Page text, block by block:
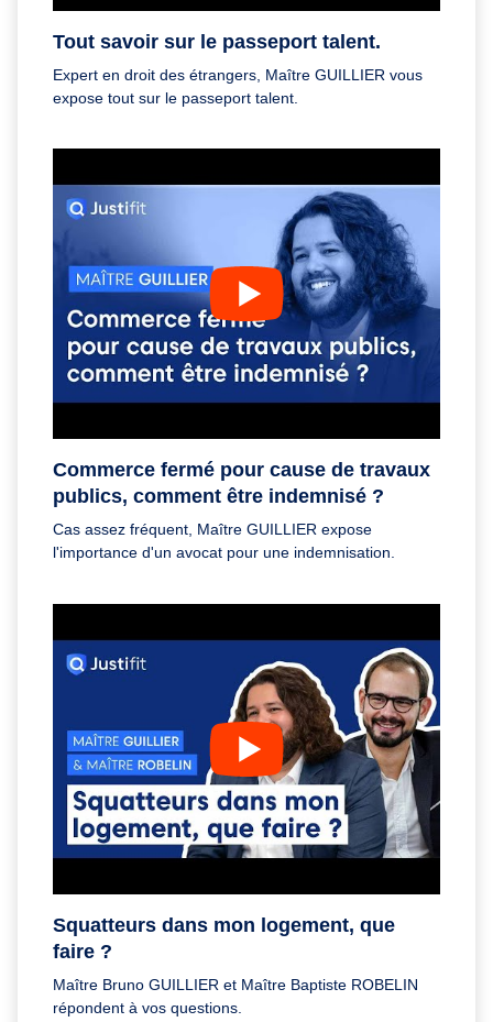
Tout savoir sur le passeport talent.
Expert en droit des étrangers, Maître GUILLIER vous
expose tout sur le passeport talent.
Commerce fermé pour cause de travaux
publics, comment être indemnisé ?
Cas assez fréquent, Maître GUILLIER expose
l'importance d'un avocat pour une indemnisation.
Squatteurs dans mon logement, que
faire ?
Maître Bruno GUILLIER et Maître Baptiste ROBELIN
répondent à vos questions.